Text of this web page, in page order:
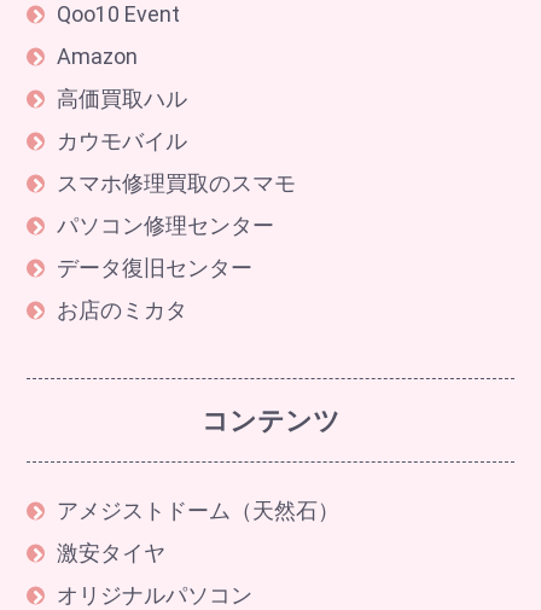
Qoo10 Event
Amazon
高価買取ハル
カウモバイル
スマホ修理買取のスマモ
パソコン修理センター
データ復旧センター
お店のミカタ
コンテンツ
アメジストドーム（天然石）
激安タイヤ
オリジナルパソコン